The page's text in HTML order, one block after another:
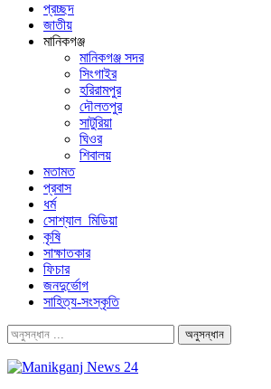
প্রচ্ছদ
জাতীয়
মানিকগঞ্জ
মানিকগঞ্জ সদর
সিংগাইর
হরিরামপুর
দৌলতপুর
সাটুরিয়া
ঘিওর
শিবালয়
মতামত
প্রবাস
ধর্ম
সোশ্যাল_মিডিয়া
কৃষি
সাক্ষাতকার
ফিচার
জনদুর্ভোগ
সাহিত্য-সংস্কৃতি